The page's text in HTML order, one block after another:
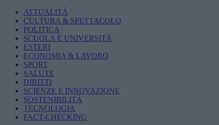
ATTUALITÀ
CULTURA & SPETTACOLO
POLITICA
SCUOLA E UNIVERSITÀ
ESTERI
ECONOMIA & LAVORO
SPORT
SALUTE
DIRITTI
SCIENZE E INNOVAZIONE
SOSTENIBILITÀ
TECNOLOGIA
FACT-CHECKING